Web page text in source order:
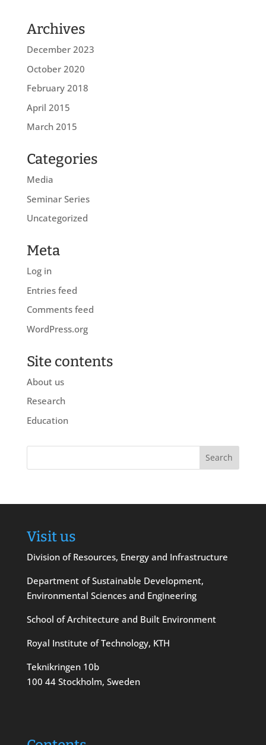
Archives
December 2023
October 2020
February 2018
April 2015
March 2015
Categories
Media
Seminar Series
Uncategorized
Meta
Log in
Entries feed
Comments feed
WordPress.org
Site contents
About us
Research
Education
Visit us
Division of Resources, Energy and Infrastructure
Department of Sustainable Development,
Environmental Sciences and Engineering
School of Architecture and Built Environment
Royal Institute of Technology, KTH
Teknikringen 10b
100 44 Stockholm, Sweden